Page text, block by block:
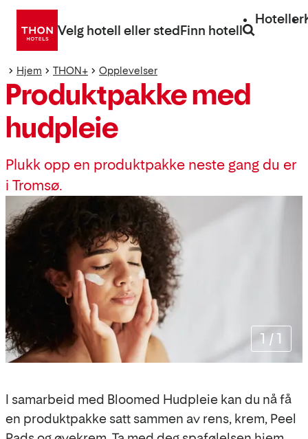
Gå
direkte
Velg hotell eller stedFinn hotell
Hoteller
Hjem THON+ Opplevelser
Produktpakke med
hudpleie
Plukk opp en produktpakke neste gang du er
i Tromsø.
1 / 1
I samarbeid med Bloomed Hudpleie kan du nå få
en produktpakke satt sammen av rens, krem, Peel